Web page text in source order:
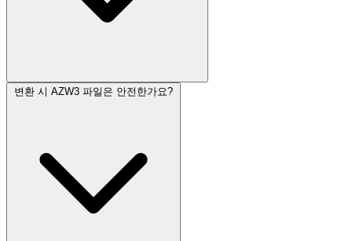
변환 시 AZW3 파일은 안전한가요?